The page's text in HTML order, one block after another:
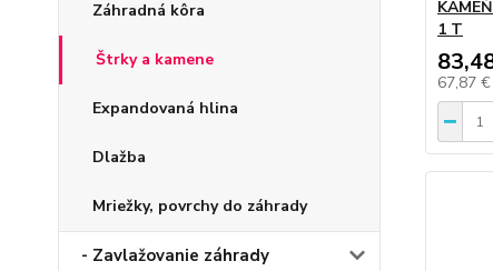
Záhradná kôra
Štrky a kamene
Expandovaná hlina
Dlažba
Mriežky, povrchy do záhrady
- Zavlažovanie záhrady
1 T
67,87 €